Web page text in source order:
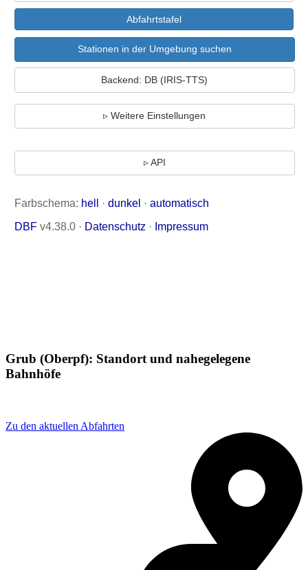
Grub (Oberpf): Standort und nahegelegene
Bahnhöfe
Zu den aktuellen Abfahrten